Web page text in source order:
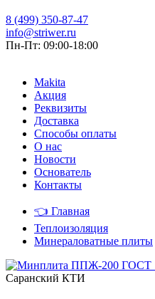
8 (499) 350-87-47
info@striwer.ru
Пн-Пт: 09:00-18:00
Makita
Акция
Реквизиты
Доставка
Способы оплаты
О нас
Новости
Основатель
Контакты
👈 Главная
Теплоизоляция
Минераловатные плиты
Саранский КТИ